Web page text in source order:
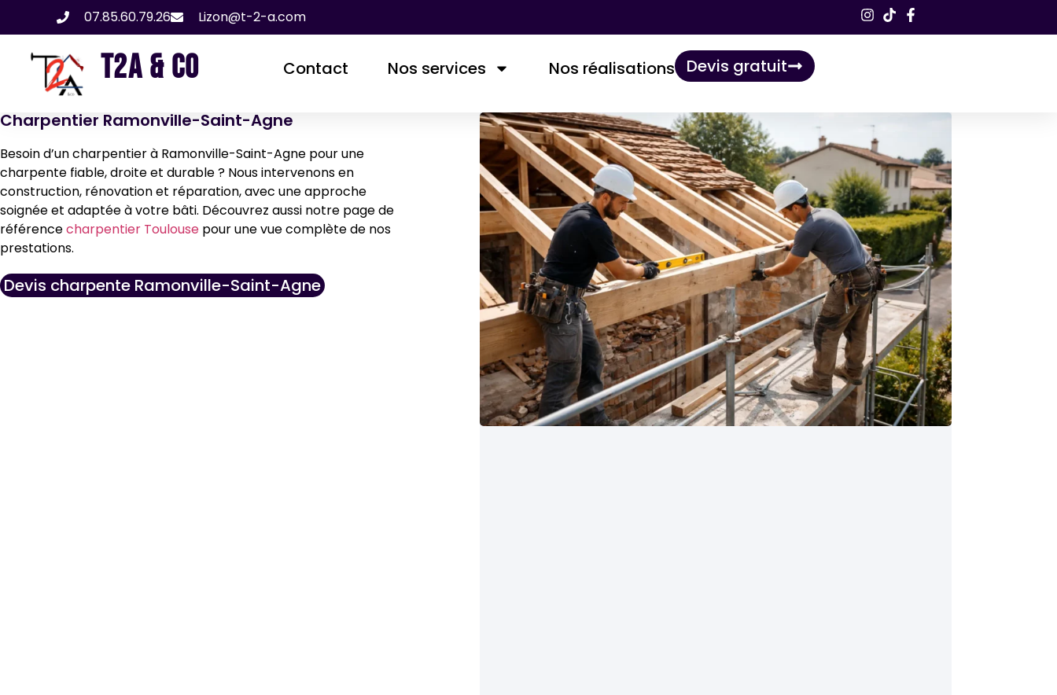
07.85.60.79.26 Lizon@t-2-a.com
T2A & CO Contact Nos services Nos réalisations​ Devis gratuit
Charpentier Ramonville-Saint-Agne
Besoin d’un charpentier à Ramonville-Saint-Agne pour une
charpente fiable, droite et durable ? Nous intervenons en
construction, rénovation et réparation, avec une approche
soignée et adaptée à votre bâti. Découvrez aussi notre page de
référencecharpentier Toulouse pour une vue complète de nos
prestations.
Devis charpente Ramonville-Saint-Agne